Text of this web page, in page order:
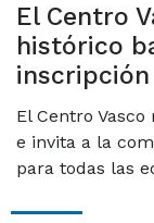
El Centro
histórico
inscripción
El Centro
e invita a la
para todas las